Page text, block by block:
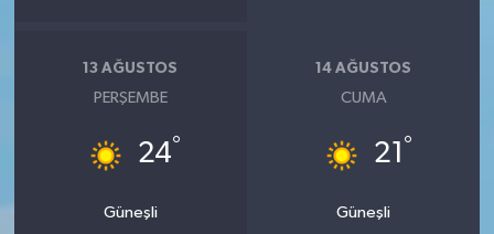
13 AĞUSTOS
PERŞEMBE
24°
Güneşli
14 AĞUSTOS
CUMA
21 °
Güneşli